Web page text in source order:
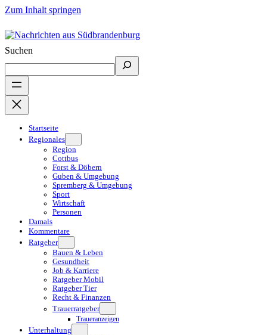
Zum Inhalt springen
Suchen
Startseite
Regionales
Region
Cottbus
Forst & Döbern
Guben & Umgebung
Spremberg & Umgebung
Sport
Wirtschaft
Personen
Damals
Kommentare
Ratgeber
Bauen & Leben
Gesundheit
Job & Karriere
Ratgeber Mobil
Ratgeber Tier
Recht & Finanzen
Trauerratgeber
Traueranzeigen
Unterhaltung